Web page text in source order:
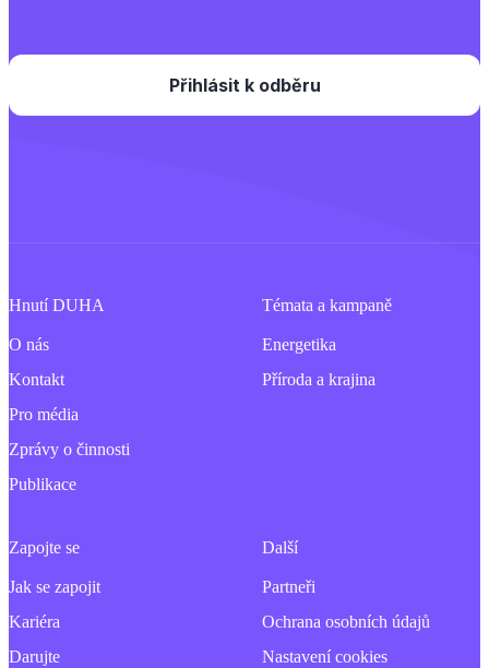
Hnutí DUHA
O nás
Kontakt
Pro média
Zprávy o činnosti
Publikace
Témata a kampaně
Energetika
Příroda a krajina
Zapojte se
Jak se zapojit
Kariéra
Darujte
Další
Partneři
Ochrana osobních údajů
Nastavení cookies